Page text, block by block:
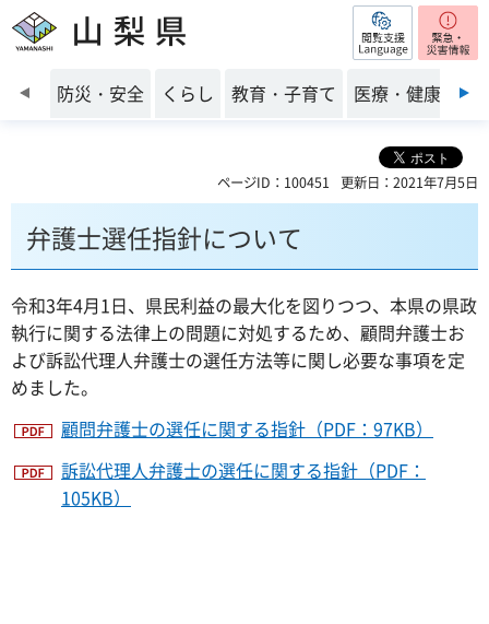
山梨県 閲覧支援
前のスライドを表示
防災・安全 くらし 教育・子育て 医療・健康・福
ページID：100451 更新日：2021年7月5日
弁護士選任指針について
令和3年4月1日、県民利益の最大化を図りつつ、本県の県政
執行に関する法律上の問題に対処するため、顧問弁護士お
よび訴訟代理人弁護士の選任方法等に関し必要な事項を定
めました。
顧問弁護士の選任に関する指針（PDF：97KB）
訴訟代理人弁護士の選任に関する指針（PDF：
105KB）